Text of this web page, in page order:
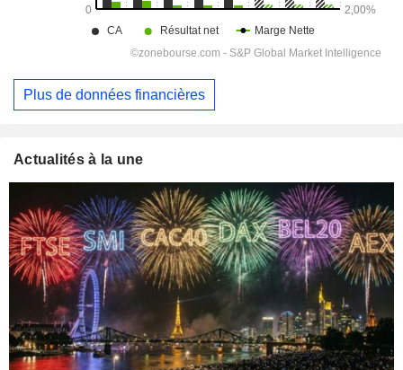
Plus de données financières
Actualités à la une